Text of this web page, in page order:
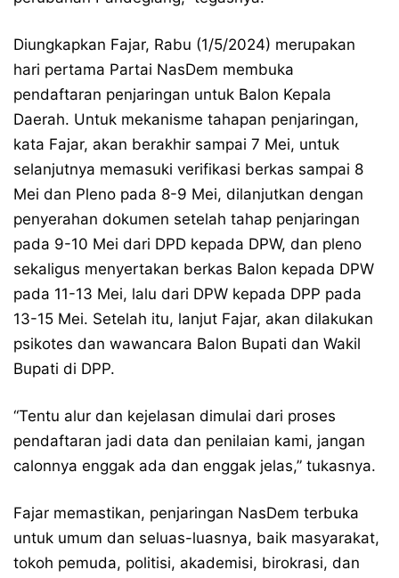
Diungkapkan Fajar, Rabu (1/5/2024) merupakan
hari pertama Partai NasDem membuka
pendaftaran penjaringan untuk Balon Kepala
Daerah. Untuk mekanisme tahapan penjaringan,
kata Fajar, akan berakhir sampai 7 Mei, untuk
selanjutnya memasuki verifikasi berkas sampai 8
Mei dan Pleno pada 8-9 Mei, dilanjutkan dengan
penyerahan dokumen setelah tahap penjaringan
pada 9-10 Mei dari DPD kepada DPW, dan pleno
sekaligus menyertakan berkas Balon kepada DPW
pada 11-13 Mei, lalu dari DPW kepada DPP pada
13-15 Mei. Setelah itu, lanjut Fajar, akan dilakukan
psikotes dan wawancara Balon Bupati dan Wakil
Bupati di DPP.
“Tentu alur dan kejelasan dimulai dari proses
pendaftaran jadi data dan penilaian kami, jangan
calonnya enggak ada dan enggak jelas,” tukasnya.
Fajar memastikan, penjaringan NasDem terbuka
untuk umum dan seluas-luasnya, baik masyarakat,
tokoh pemuda, politisi, akademisi, birokrasi, dan